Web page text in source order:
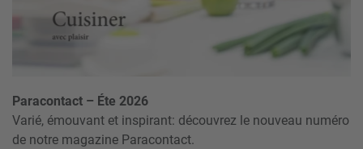
Paracontact – Éte 2026
Varié, émouvant et inspirant: découvrez le nouveau numéro
de notre magazine Paracontact.